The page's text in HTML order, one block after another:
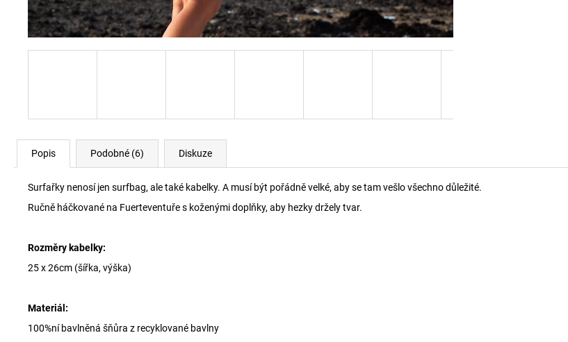
Popis Podobné (6) Diskuze
Surfařky nenosí jen surfbag, ale také kabelky. A musí být pořádně velké, aby se tam vešlo všechno důležité.
Ručně háčkované na Fuerteventuře s koženými doplňky, aby hezky držely tvar.
Rozměry kabelky:
25 x 26cm (šířka, výška)
Materiál:
100%ní bavlněná šňůra z recyklované bavlny